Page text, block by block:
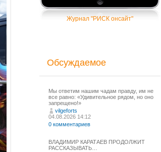
Журнал "РИСК онсайт"
Обсуждаемое
Мы ответим нашим чадам правду, им не
все равно: «Удивительное рядом, но оно
запрещено!»
vilgeforts
04.08.2026 14:12
0 комментариев
ВЛАДИМИР КАРАТАЕВ ПРОДОЛЖИТ
РАССКАЗЫВАТЬ…